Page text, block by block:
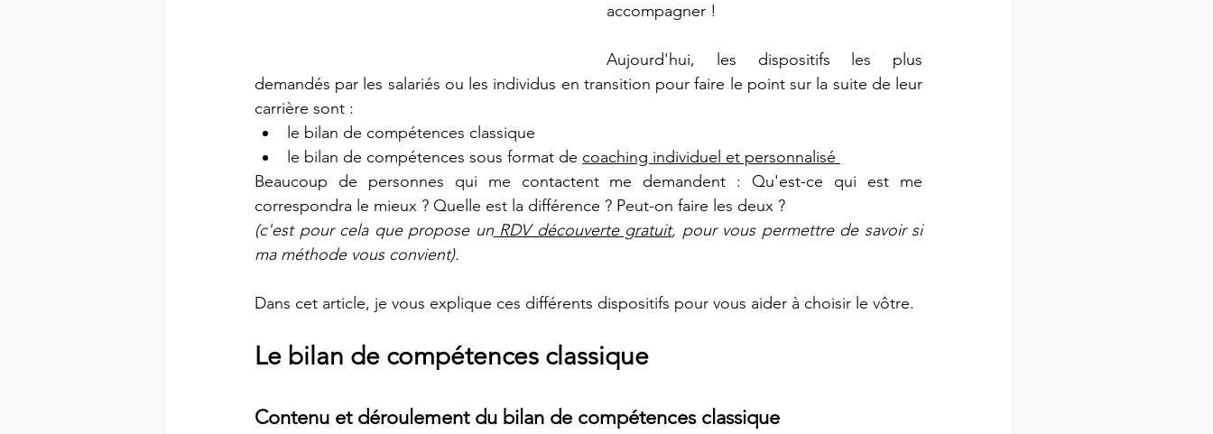
accompagner !
Aujourd'hui, les dispositifs les plus
demandés par les salariés ou les individus en transition pour faire le point sur la suite de leur
carrière sont :
le bilan de compétences cl assique
le bilan de compétences sous format de coaching individuel et personnalisé
Beaucoup de personnes qui me contactent me demandent : Qu'est-ce qui est me
correspondra le mieux ? Quelle est la différence ? Peut-on faire les deux ?
(c'est pour cela que propose un RDV découverte gratuit, pour vous permettre de savoir si
ma méthode vous convient).
Dans cet article, je vous explique ces différents dispositifs pour vous aider à choisir le vôtre.
Le bilan de compétences classique
Contenu et déroulement du bilan de compétences classique